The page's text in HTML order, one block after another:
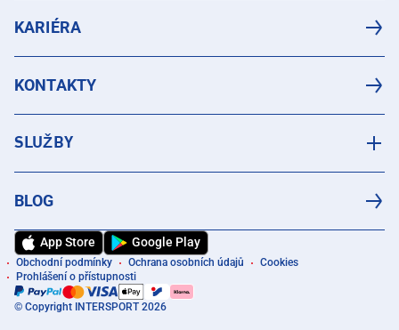
KARIÉRA
KONTAKTY
SLUŽBY
BLOG
App Store Google Play
Obchodní podmínky Ochrana osobních údajů
Cookies
Prohlášení o přístupnosti
© Copyright INTERSPORT 2026